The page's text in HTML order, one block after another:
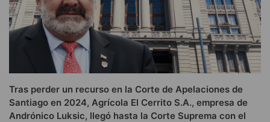
Tras perder un recurso en la Corte de Apelaciones de
Santiago en 2024, Agrícola El Cerrito S.A., empresa de
Andrónico Luksic, llegó hasta la Corte Suprema con el